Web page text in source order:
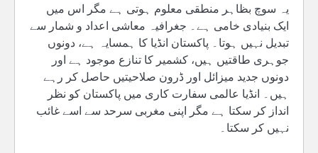
یہ سوچ بظاہر منطقی معلوم ہوتی ہے مگر اس میں
ایک بنیادی خامی ہے۔ جغرافیہ معاشی اعداد و شمار سے
تبدیل نہیں ہوتا۔ پاکستان انڈیا کا ہمسایہ ہے، دونوں
جوہری طاقتیں ہیں، کشمیر کا تنازع موجود ہے اور
دونوں جدید میزائل اور ڈرون صلاحیتیں حاصل کر رہے
ہیں۔ انڈیا عالمی سفارت کاری میں پاکستان کو نظر
انداز کر سکتا ہے مگر اپنی مغربی سرحد سے اسے غائب
نہیں کر سکتا۔